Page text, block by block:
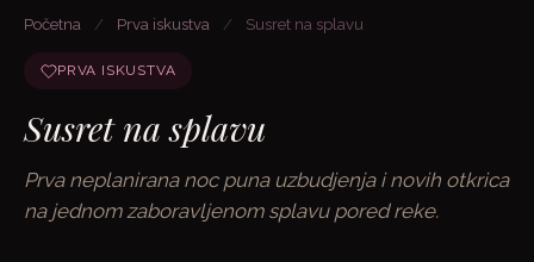
Početna / Prva iskustva / Susret na splavu
PRVA ISKUSTVA
Susret na splavu
Prva neplanirana noc puna uzbudjenja i novih otkrica
na jednom zaboravljenom splavu pored reke.